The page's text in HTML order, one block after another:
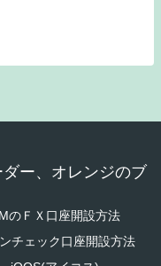
ー、オレンジのブ
のＦＸ口座開設方法
チェック口座開設方法